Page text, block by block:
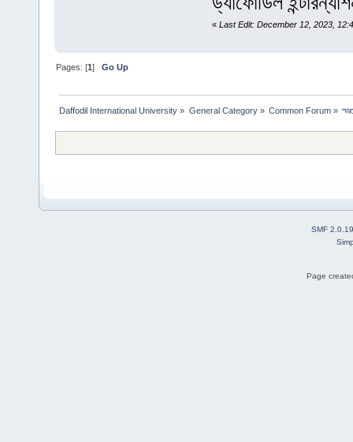
« Last Edit: December 12, 2023,
Pages: [1]Go Up
Daffodil International University » General Category» Common Forum»
SMF 2.0.19
Page